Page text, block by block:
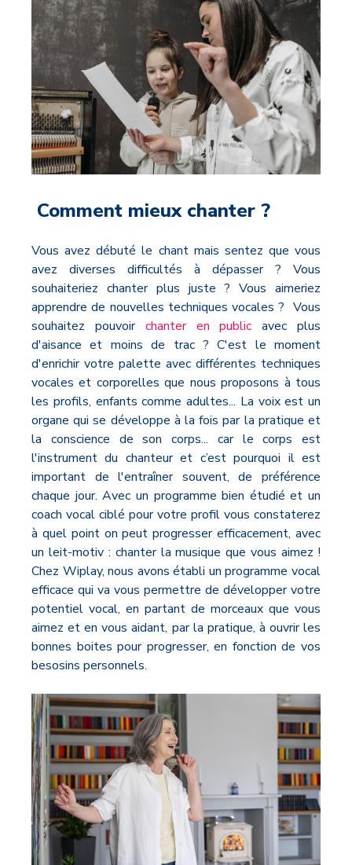
Comment mieux chanter ?
Vous avez débuté le chant mais sentez que vous
avez diverses difficultés à dépasser ? Vous
souhaiteriez chanter plus juste ? Vous aimeriez
apprendre de nouvelles techniques vocales ? Vous
souhaitez pouvoir chanter en public avec plus
d'aisance et moins de trac ? C'est le moment
d'enrichir votre palette avec différentes techniques
vocales et corporelles que nous proposons à tous
les profils, enfants comme adultes... La voix est un
organe qui se développe à la fois par la pratique et
la conscience de son corps... car le corps est
l'instrument du chanteur et c’est pourquoi il est
important de l'entraîner souvent, de préférence
chaque jour. Avec un programme bien étudié et un
coach vocal ciblé pour votre profil vous constaterez
à quel point on peut progresser efficacement, avec
un leit-motiv : chanter la musique que vous aimez !
Chez Wiplay, nous avons établi un programme vocal
efficace qui va vous permettre de développer votre
potentiel vocal, en partant de morceaux que vous
aimez et en vous aidant, par la pratique, à ouvrir les
bonnes boites pour progresser, en fonction de vos
besosins personnels.